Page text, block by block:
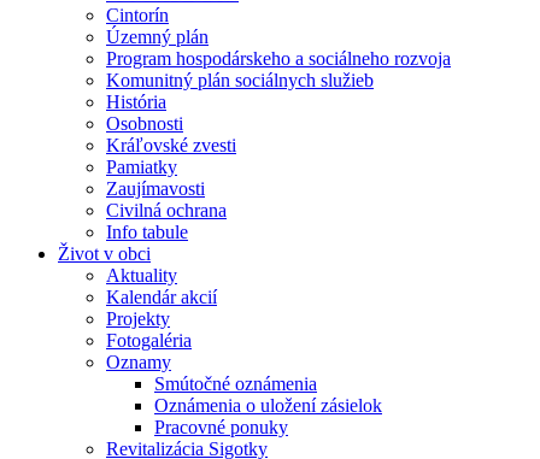
Cintorín
Územný plán
Program hospodárskeho a sociálneho rozvoja
Komunitný plán sociálnych služieb
História
Osobnosti
Kráľovské zvesti
Pamiatky
Zaujímavosti
Civilná ochrana
Info tabule
Život v obci
Aktuality
Kalendár akcií
Projekty
Fotogaléria
Oznamy
Smútočné oznámenia
Oznámenia o uložení zásielok
Pracovné ponuky
Revitalizácia Sigotky